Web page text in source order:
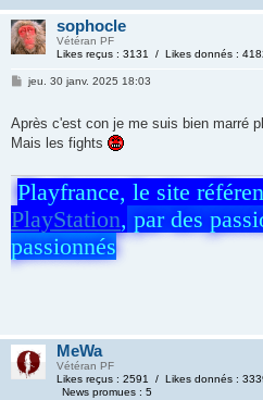
sophocle
Vétéran PF
Likes reçus : 3131 / Likes donnés :
jeu. 30 janv. 2025 18:03
Après c'est con je me suis bien marré
Mais les fights
Playfrance, le site
PlayStation, par des
passionnés
MeWa
Vétéran PF
Likes reçus : 2591 / Likes donnés :
News promues : 5